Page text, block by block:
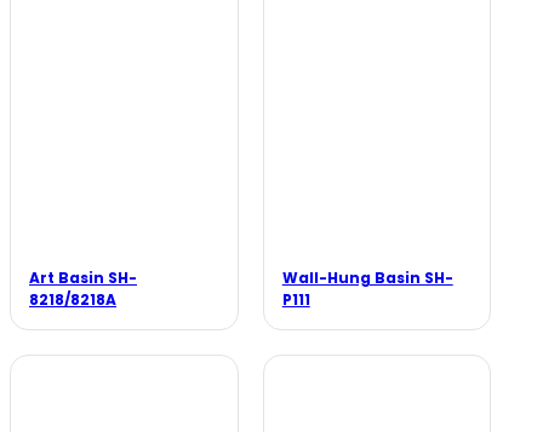
Art Basin SH-
8218/8218A
Wall-Hung Basin SH-
P111